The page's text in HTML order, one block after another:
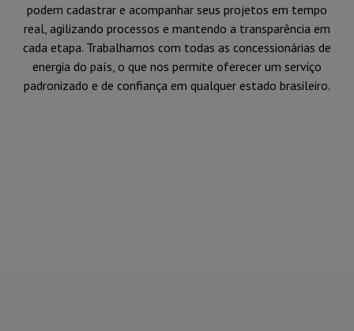
podem cadastrar e acompanhar seus projetos em tempo
real, agilizando processos e mantendo a transparência em
cada etapa. Trabalhamos com todas as concessionárias de
energia do país, o que nos permite oferecer um serviço
padronizado e de confiança em qualquer estado brasileiro.